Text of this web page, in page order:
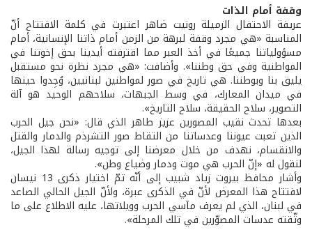
وقفة أمام الذات
عريفة الاحتفال الزميلة رونيت ضاهر اعتبرت في كلمة الافتتاح أنّ
المناسبة «هي مجرد وقفة لبرهة من الزمن أمام ذاتنا الإنسانية، أمام
مسؤولياتنا جميعًا في أخذ العبر مما اقترفته أيدينا بحق إخوتنا في
المواطنية وفي حق وطننا». وأضافت: «هي مجرد نظرة نحو مستقبل
يليق بنا وبوطننا. هي تاريخ في صور لمواطنين لبنانيين، وُجِدوا حينها
في ميدان المعارك، في وسط الجبهات، سلاحهم الوحيد هو آلة
التصوير، سلاح الحقيقة، سلاح التاريخ».
بعدها تحدث نقيب المصورين عزيز طاهر الذي قال: «نحن جيل الحرب
الذين تعبت عيوننا وعدساتنا من التقاط صور التشرذم والدمار والقتل
والانقسام، نهدف من خلال معرضنا إلى توجيه رسالة لهذا الجيل،
لنقول له «إنّ الحرب هي موت ودمار وضياع وطن».
وأشار محافظ بيروت زياد شبيب إلى أنّه تمّ اختيار ذكرى 13 نيسان
لافتتاح هذا المعرض لأنّ في الذكرى عبرة، ولأنّ الجيل الحالي الصاعد
في لبنان، الذي لم يعرف مآسي الحرب وويلاتها، عليه الاطلاع على ما
وثّقته عدسات المصوّرين في تلك المرحلة».